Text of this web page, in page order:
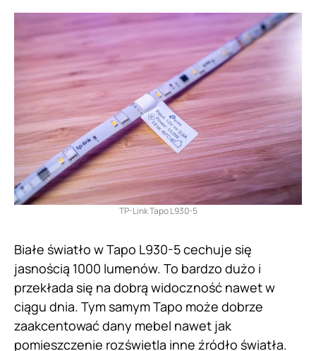
TP-Link Tapo L930-5
Białe światło w Tapo L930-5 cechuje się
jasnością 1000 lumenów. To bardzo dużo i
przekłada się na dobrą widoczność nawet w
ciągu dnia. Tym samym Tapo może dobrze
zaakcentować dany mebel nawet jak
pomieszczenie rozświetla inne źródło światła.